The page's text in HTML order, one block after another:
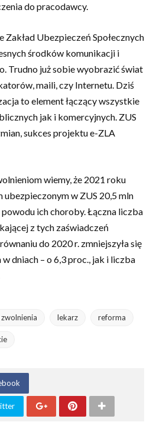
do pracodawcy.
Zakład Ubezpieczeń Społecznych
środków komunikacji i
Trudno już sobie wyobrazić świat
maili, czy Internetu. Dziś
to element łączący wszystkie
jak i komercyjnych. ZUS
sukces projektu e-ZLA
wiemy, że 2021 roku
w ZUS 20,5 mln
ich choroby. Łączna liczba
z tych zaświadczeń
do 2020 r. zmniejszyła się
dniach – o 6,3 proc., jak i liczba
lekarz reforma